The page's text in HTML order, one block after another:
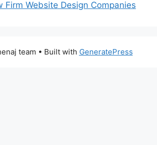
Firm Website Design Companies
team • Built with GeneratePress